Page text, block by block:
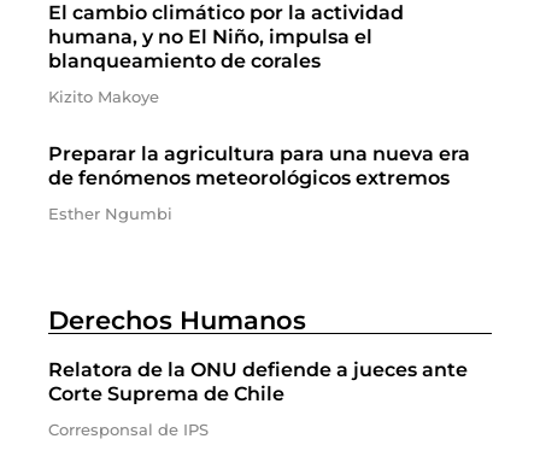
El cambio climático por la actividad
humana, y no El Niño, impulsa el
blanqueamiento de corales
Kizito Makoye
Preparar la agricultura para una nueva era
de fenómenos meteorológicos extremos
Esther Ngumbi
Derechos Humanos
Relatora de la ONU defiende a jueces ante
Corte Suprema de Chile
Corresponsal de IPS